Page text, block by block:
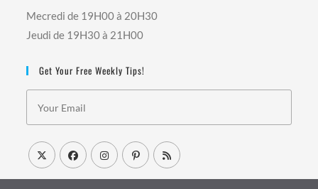
Mecredi de 19H00 à 20H30
Jeudi de 19H30 à 21H00
Get Your Free Weekly Tips!